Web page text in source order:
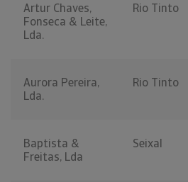
Artur Chaves,
Fonseca & Leite,
Lda.
Rio Tinto
Aurora Pereira,
Lda.
Rio Tinto
Baptista &
Freitas, Lda
Seixal